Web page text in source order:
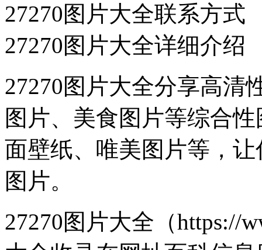
27270图片大全联系方式
27270图片大全详细介绍
27270图片大全分享高清
图片、美食图片等综合
面壁纸、唯美图片等，
图片。
27270图片大全（https://